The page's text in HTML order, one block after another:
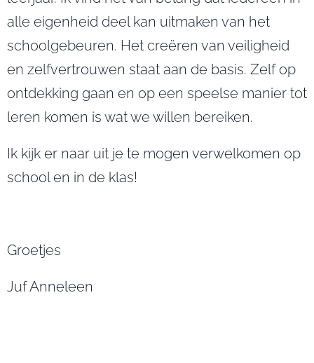
alle eigenheid deel kan uitmaken van het
schoolgebeuren. Het creëren van veiligheid
en zelfvertrouwen staat aan de basis. Zelf op
ontdekking gaan en op een speelse manier tot
leren komen is wat we willen bereiken.
Ik kijk er naar uit je te mogen verwelkomen op
school en in de klas!
Groetjes
Juf Anneleen